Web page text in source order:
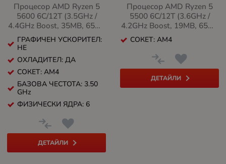
Процесор AMD Ryzen 5
5600 6C/12T (3.5GHz /
4.4GHz Boost, 35MB, 65W,
AM4)
ГРАФИЧЕН УСКОРИТЕЛ:
НЕ
ОХЛАДИТЕЛ: ДА
СОКЕТ: AM4
БАЗОВА ЧЕСТОТА: 3.50
GHz
ФИЗИЧЕСКИ ЯДРА: 6
ДЕТАЙЛИ
Процесор AMD Ryzen 5
5500 6C/12T (3.6GHz /
4.2GHz Boost, 19MB, 65W,
AM4)
СОКЕТ: AM4
ДЕТАЙЛИ